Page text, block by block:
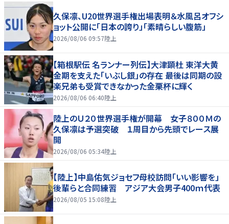
久保凛、U20世界選手権出場表明＆水風呂オフシ
ョット公開に「日本の誇り」「素晴らしい腹筋」
2026/08/06 09:57陸上
【箱根駅伝 名ランナー列伝】大津顕杜 東洋大黄
金期を支えた「いぶし銀」の存在 最後は同期の設
楽兄弟も受賞できなかった金栗杯に輝く
2026/08/06 06:40陸上
陸上のＵ２０世界選手権が開幕 女子８００Ｍの
久保凛は予選突破 １周目から先頭でレース展
開
2026/08/06 05:34陸上
【陸上】中島佑気ジョセフ母校訪問「いい影響を」
後輩らと合同練習 アジア大会男子400ｍ代表
2026/08/05 15:08陸上